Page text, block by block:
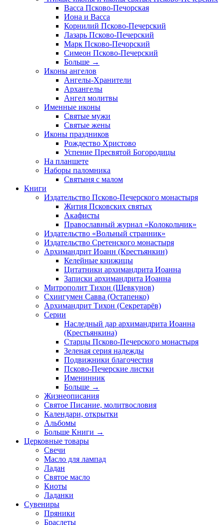
Васса Псково-Печорская
Иона и Васса
Корнилий Псково-Печерский
Лазарь Псково-Печерский
Марк Псково-Печорский
Симеон Псково-Печерский
Больше →
Иконы ангелов
Ангелы-Хранители
Архангелы
Ангел молитвы
Именные иконы
Святые мужи
Святые жены
Иконы праздников
Рождество Христово
Успение Пресвятой Богородицы
На планшете
Наборы паломника
Святыня с малом
Книги
Издательство Псково-Печерского монастыря
Жития Псковских святых
Акафисты
Православный журнал «Колокольчик»
Издательство «Вольный странник»
Издательство Сретенского монастыря
Архимандрит Иоанн (Крестьянкин)
Келейные книжицы
Цитатники архимандрита Иоанна
Записки архимандрита Иоанна
Митрополит Тихон (Шевкунов)
Схиигумен Савва (Остапенко)
Архимандрит Тихон (Секретарёв)
Серии
Наследный дар архимандрита Иоанна
(Крестьянкина)
Старцы Псково-Печерского монастыря
Зеленая серия надежды
Подвижники благочестия
Псково-Печерские листки
Именинник
Больше →
Жизнеописания
Святое Писание, молитвословия
Календари, открытки
Альбомы
Больше Книги →
Церковные товары
Свечи
Масло для лампад
Ладан
Святое масло
Киоты
Ладанки
Сувениры
Пряники
Браслеты